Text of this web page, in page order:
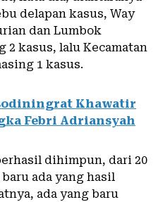
delapan kasus, Way
dan Lumbok
2 kasus, lalu Kecamatan
1 kasus.
Khawatir
Febri Adriansyah
dihimpun, dari 20
ada yang hasil
ada yang baru